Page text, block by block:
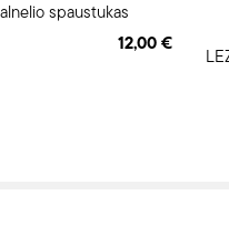
spaustukas
12,00 €